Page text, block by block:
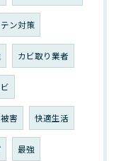
ン対策
カビ取り業者
害 快適生活
最強